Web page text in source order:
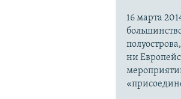
16 марта
ни